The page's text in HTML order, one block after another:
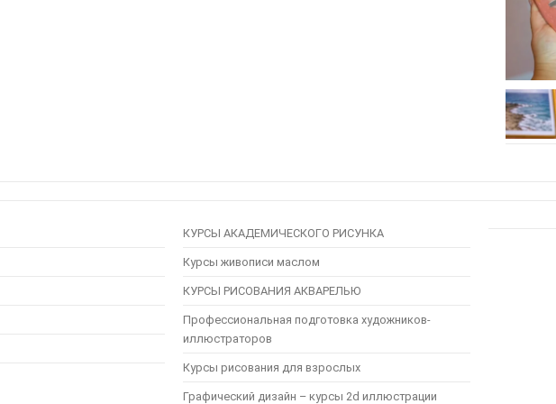
КУРСЫ АКАДЕМИЧЕСКОГО РИСУНКА
Курсы живописи маслом
КУРСЫ РИСОВАНИЯ АКВАРЕЛЬЮ
Профессиональная подготовка художников-
иллюстраторов
Курсы рисования для взрослых
Графический дизайн – курсы 2d иллюстрации